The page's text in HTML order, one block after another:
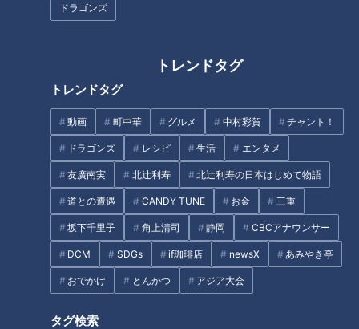
ドラゴンズ
トレンドタグ
トレンドタグ
動画 町中華 グルメ 中村彩賀 チャント！
ドラゴンズ レシピ 生活 エンタメ
友廣南実 北辻利寿 北辻利寿の日本はじめて物語
道との遭遇 CANDY TUNE お金 三重
坂下千里子 角上清司 静岡 CBCアナウンサー
DCM SDGs if珈琲店 newsX あみやき亭
おでかけ とんかつ アジア大会
タグ検索
ることで、怒りに振り回されずに落ち着けるようになると言い
（講師）
「親が怒るのは、子どもへの愛情と責任があるから。アンガー
マネジメントは怒らなくなることが目的ではなく、必要な怒り
を上手に表現するのが目的」
一番重要なのは、衝動のコントロール方法。感情に任せて怒鳴
ったり手をあげて怒ったりすると、相手に恐怖心を与え自己肯
定感を下げる可能性があります。衝動をコントロールして気持